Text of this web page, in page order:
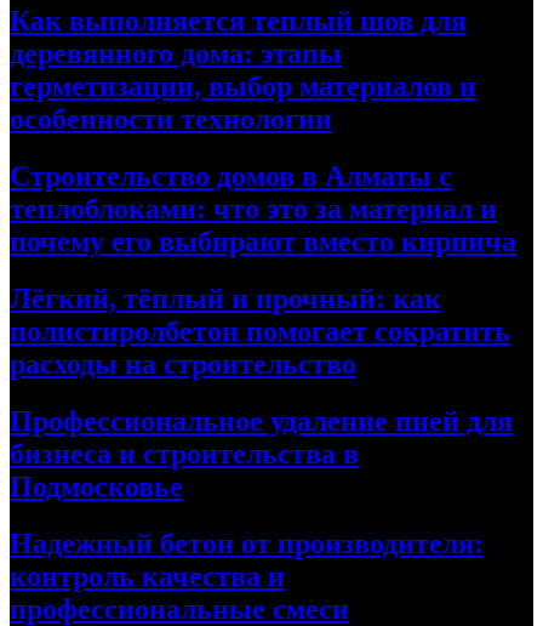
Как выполняется теплый шов для
деревянного дома: этапы
герметизации, выбор материалов и
особенности технологии
Строительство домов в Алматы с
теплоблоками: что это за материал и
почему его выбирают вместо кирпича
Лёгкий, тёплый и прочный: как
полистиролбетон помогает сократить
расходы на строительство
Профессиональное удаление пней для
бизнеса и строительства в
Подмосковье
Надежный бетон от производителя:
контроль качества и
профессиональные смеси